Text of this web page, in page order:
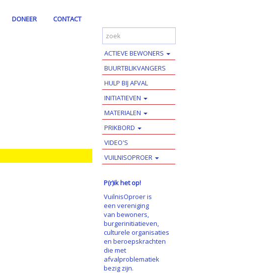
DONEER CONTACT
ACTIEVE BEWONERS
BUURTBLIKVANGERS
HULP BIJ AFVAL
INITIATIEVEN
MATERIALEN
PRIKBORD
VIDEO'S
VUILNISOPROER
P(r)ik het op!
VuilnisOproer is
een vereniging
van bewoners,
burgerinitiatieven,
culturele organisaties
en beroepskrachten
die met
afvalproblematiek
bezig zijn.